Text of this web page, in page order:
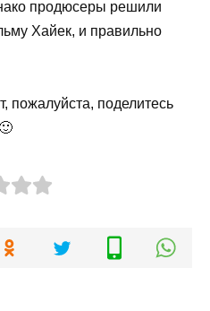
продюсеры решили
Хайек, и правильно
пожалуйста, поделитесь